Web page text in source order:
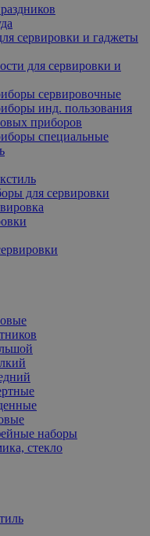
сервировки и гаджеты
для сервировки и
сервировочные
инд. пользования
приборов
специальные
для сервировки
наборы
стекло